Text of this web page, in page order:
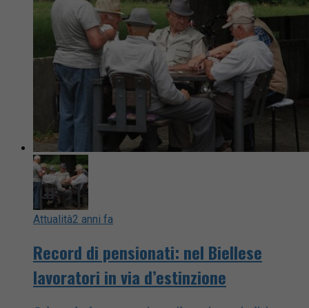
Attualità2 anni fa
Record di pensionati: nel Biellese
lavoratori in via d’estinzione